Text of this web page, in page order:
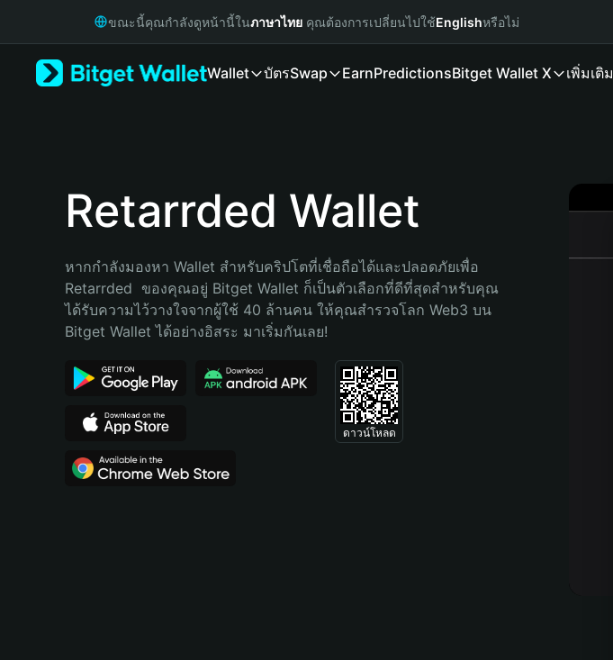
Русский
Bahasa Indonesia
Português (Brasil)
ขณะนี้คุณกำลังดูหน้านี้ในภาษาไทย คุณต้องการเปลี่ยนไปใช้Englishหรือไม่
Wallet บัตรSwap EarnPredictionsBitget Wallet X เพิ่มเติม
Retarrded Wallet
หากกำลังมองหา Wallet สำหรับคริปโตที่เชื่อถือได้และปลอดภัยเพื่อ
Retarrded  ของคุณอยู่ Bitget Wallet ก็เป็นตัวเลือกที่ดีที่สุดสำหรับคุณ
ได้รับความไว้วางใจจากผู้ใช้ 40 ล้านคน ให้คุณสำรวจโลก Web3 บน
Bitget Wallet ได้อย่างอิสระ มาเริ่มกันเลย!
ดาวน์โหลด